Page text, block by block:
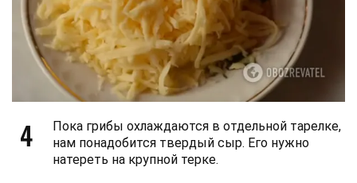
4
Пока грибы охлаждаются в отдельной тарелке,
нам понадобится твердый сыр. Его нужно
натереть на крупной терке.